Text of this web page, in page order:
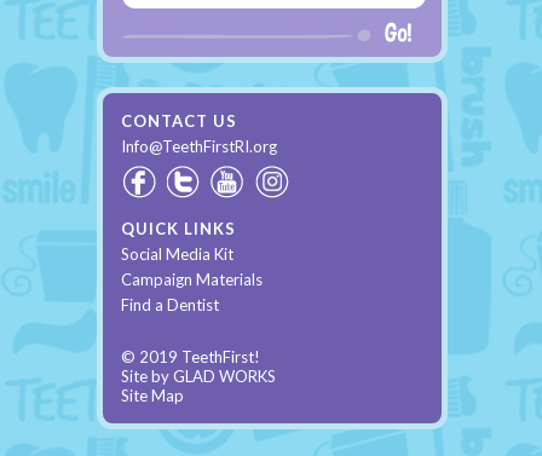
CONTACT US
Info@TeethFirstRI.org
QUICK LINKS
Social Media Kit
Campaign Materials
Find a Dentist
© 2019 TeethFirst!
Site by GLAD WORKS
Site Map